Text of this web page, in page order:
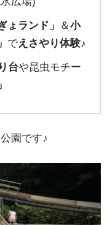
ょランド」 ＆小
でえさやり体験♪
台や昆虫モチー
園です♪